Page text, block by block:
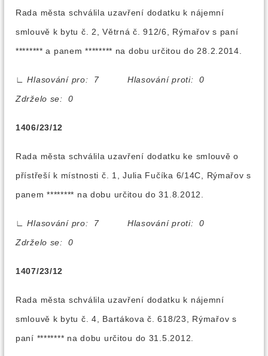
Rada města schválila uzavření dodatku k nájemní
smlouvě k bytu č. 2, Větrná č. 912/6, Rýmařov s paní
******** a panem ******** na dobu určitou do 28.2.2014.
∟
Hlasování pro: 7 Hlasování proti: 0
Zdrželo se: 0
1406/23/12
Rada města schválila uzavření dodatku ke smlouvě o
přístřeší k místnosti č. 1, Julia Fučíka 6/14C, Rýmařov s
panem ******** na dobu určitou do 31.8.2012.
∟
Hlasování pro: 7 Hlasování proti: 0
Zdrželo se: 0
1407/23/12
Rada města schválila uzavření dodatku k nájemní
smlouvě k bytu č. 4, Bartákova č. 618/23, Rýmařov s
paní ******** na dobu určitou do 31.5.2012.